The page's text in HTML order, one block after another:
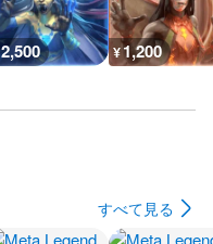
2,500 ¥1,200
すべて見る